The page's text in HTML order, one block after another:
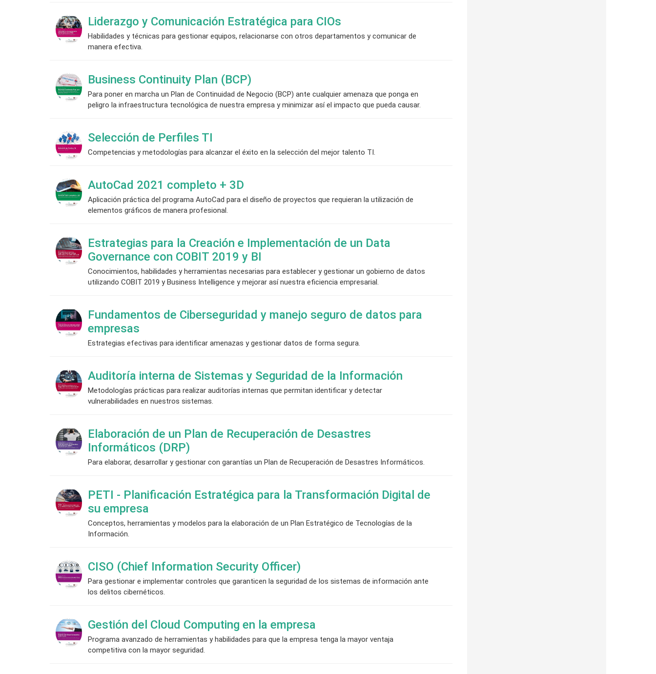
Liderazgo y Comunicación Estratégica para CIOs
Habilidades y técnicas para gestionar equipos, relacionarse con otros departamentos y comunicar de
manera efectiva.
Business Continuity Plan (BCP)
Para poner en marcha un Plan de Continuidad de Negocio (BCP) ante cualquier amenaza que ponga en
peligro la infraestructura tecnológica de nuestra empresa y minimizar así el impacto que pueda causar.
Selección de Perfiles TI
Competencias y metodologías para alcanzar el éxito en la selección del mejor talento TI.
AutoCad 2021 completo + 3D
Aplicación práctica del programa AutoCad para el diseño de proyectos que requieran la utilización de
elementos gráficos de manera profesional.
Estrategias para la Creación e Implementación de un Data
Governance con COBIT 2019 y BI
Conocimientos, habilidades y herramientas necesarias para establecer y gestionar un gobierno de datos
utilizando COBIT 2019 y Business Intelligence y mejorar así nuestra eficiencia empresarial.
Fundamentos de Ciberseguridad y manejo seguro de datos para
empresas
Estrategias efectivas para identificar amenazas y gestionar datos de forma segura.
Auditoría interna de Sistemas y Seguridad de la Información
Metodologías prácticas para realizar auditorías internas que permitan identificar y detectar
vulnerabilidades en nuestros sistemas.
Elaboración de un Plan de Recuperación de Desastres
Informáticos (DRP)
Para elaborar, desarrollar y gestionar con garantías un Plan de Recuperación de Desastres Informáticos.
PETI - Planificación Estratégica para la Transformación Digital de
su empresa
Conceptos, herramientas y modelos para la elaboración de un Plan Estratégico de Tecnologías de la
Información.
CISO (Chief Information Security Officer)
Para gestionar e implementar controles que garanticen la seguridad de los sistemas de información ante
los delitos cibernéticos.
Gestión del Cloud Computing en la empresa
Programa avanzado de herramientas y habilidades para que la empresa tenga la mayor ventaja
competitiva con la mayor seguridad.